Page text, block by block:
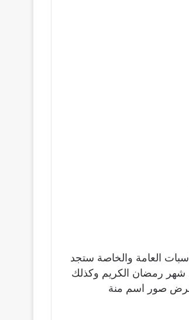
العامة والخاصة ستجد
شهر رمضان الكريم وكذلك
معرض صور اسم منة